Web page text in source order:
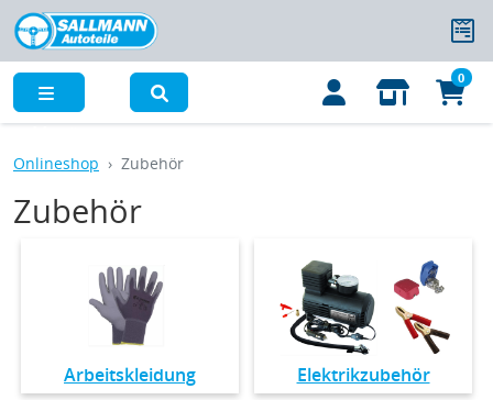
0
Onlineshop Zubehör
Zubehör
Arbeitskleidung Elektrikzubehör